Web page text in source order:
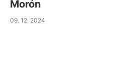
Morón
09. 12. 2024